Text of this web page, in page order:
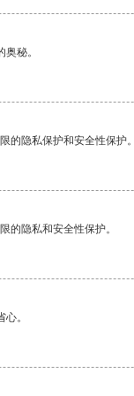
秘。
的隐私保护和安全性保护
的隐私和安全性保护。
。